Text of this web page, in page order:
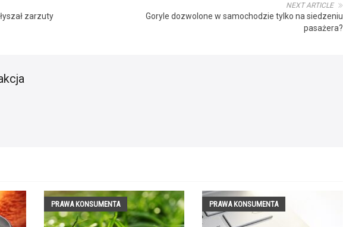
NEXT ARTICLE
Goryle dozwolone w samochodzie tylko na siedzeniu
pasażera?
zarzuty
PRAWA KONSUMENTA PRAWA KONSUMENTA